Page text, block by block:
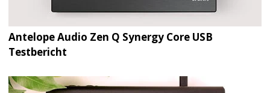
Antelope Audio Zen Q Synergy Core USB
Testbericht